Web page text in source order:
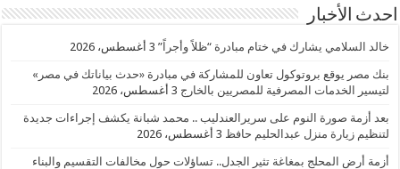
احدث الأخبار
خالد السلامي يشارك في ختام مبادرة “ظلاً وأجراً” 3 أغسطس، 2026
بنك مصر يوقع بروتوكول تعاون للمشاركة في مبادرة «حدث بياناتك في مصر»
لتيسير الخدمات المصرفية للمصريين بالخارج 3 أغسطس، 2026
بعد أزمة صورة النوم على سريرالعندليب .. محمد شبانة يكشف إجراءات جديدة
لتنظيم زيارة منزل عبدالحليم حافظ 3 أغسطس، 2026
أزمة أرض المحلج بمغاغة تثير الجدل.. تساؤلات حول مخالفات التقسيم والبناء